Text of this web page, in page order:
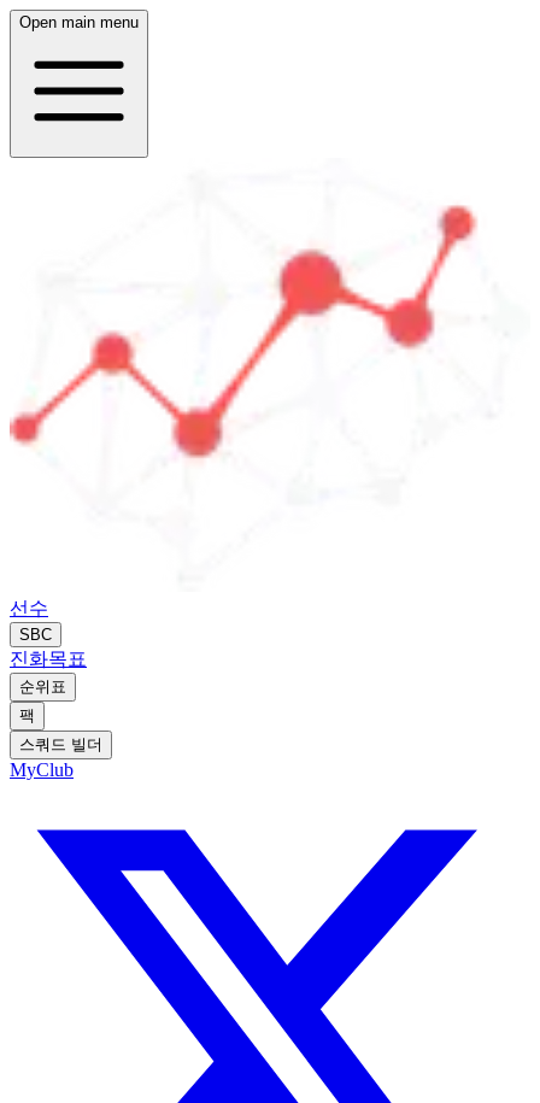
Open main menu
선수
SBC
진화목표
순위표
팩
스쿼드 빌더
MyClub